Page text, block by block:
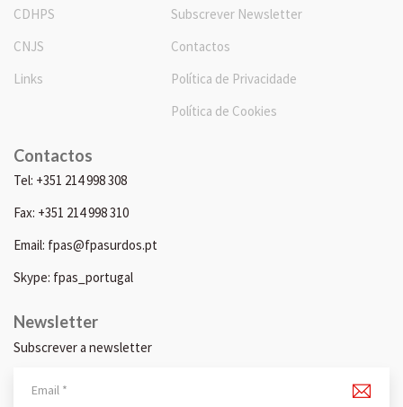
CDHPS
CNJS
Links
Subscrever Newsletter
Contactos
Política de Privacidade
Política de Cookies
Contactos
Tel: +351 214 998 308
Fax: +351 214 998 310
Email: fpas@fpasurdos.pt
Skype: fpas_portugal
Newsletter
Subscrever a newsletter